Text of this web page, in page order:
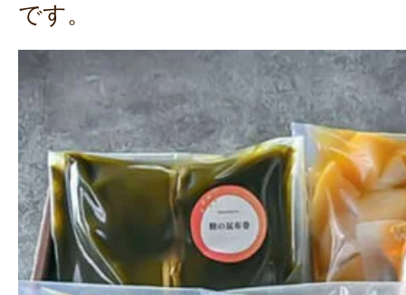
です。